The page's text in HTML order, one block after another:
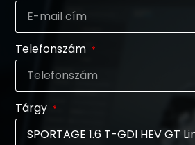
Telefonszám
Tárgy